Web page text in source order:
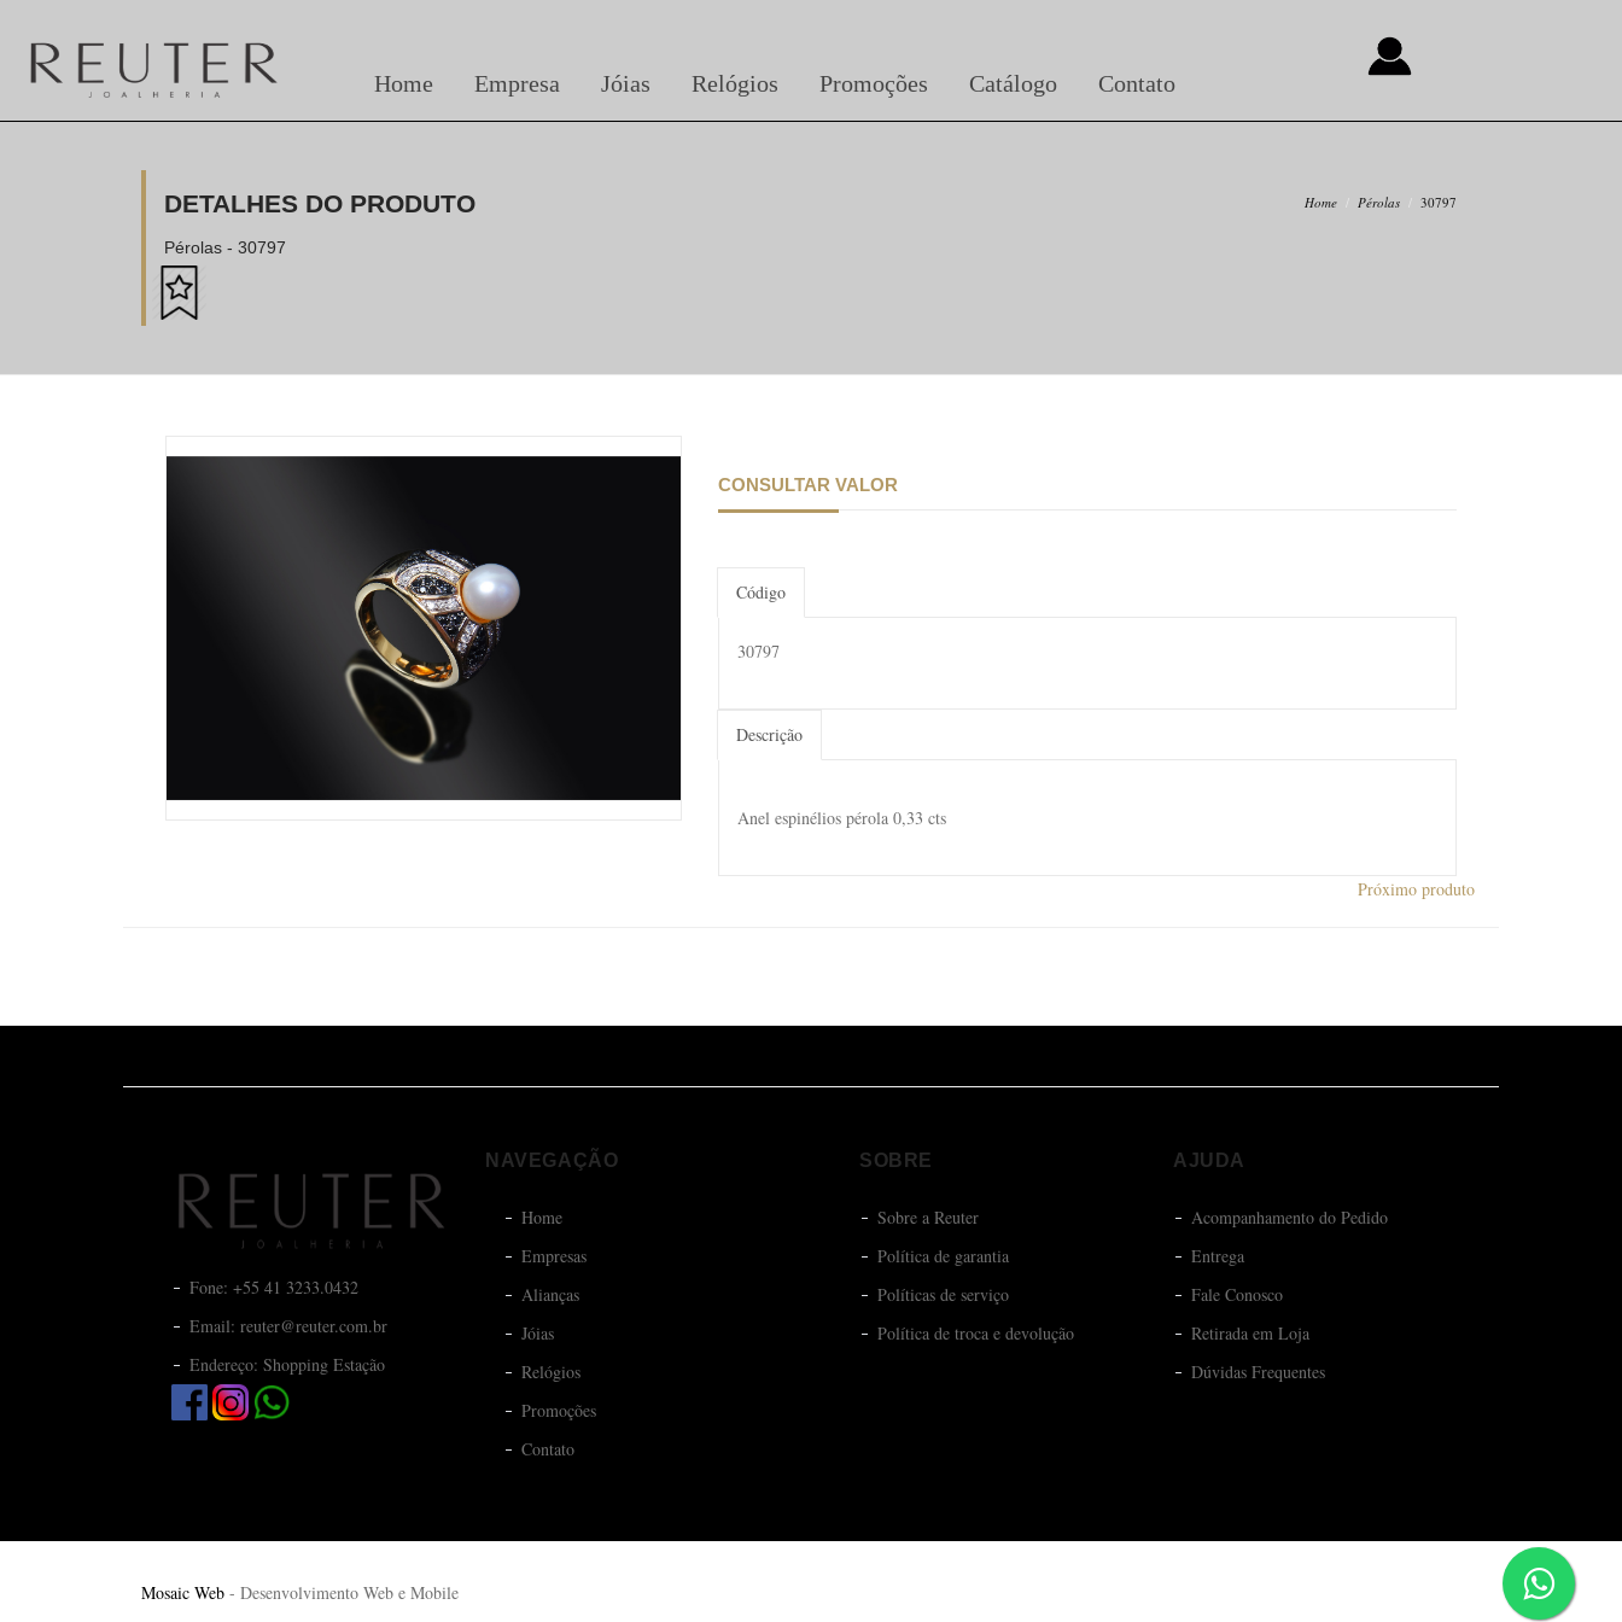
Home Empresa Jóias Relógios Promoções Catálogo Contato
DETALHES DO PRODUTO
Pérolas - 30797
Home Pérolas 30797
CONSULTAR VALOR
Código
30797
Descrição
Anel espinélios pérola 0,33 cts
Próximo produto
Fone: +55 41 3233.0432
Email: reuter@reuter.com.br
Endereço: Shopping Estação
NAVEGAÇÃO
Home
Empresas
Alianças
Jóias
Relógios
Promoções
Contato
SOBRE
Sobre a Reuter
Política de garantia
Políticas de serviço
Política de troca e devolução
AJUDA
Acompanhamento do Pedido
Entrega
Fale Conosco
Retirada em Loja
Dúvidas Frequentes
Mosaic Web - Desenvolvimento Web e Mobile